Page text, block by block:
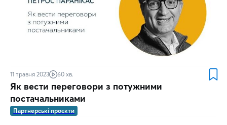
11 травня 2023 60 хв.
Як вести переговори з потужними
постачальниками
Партнерські проєкти